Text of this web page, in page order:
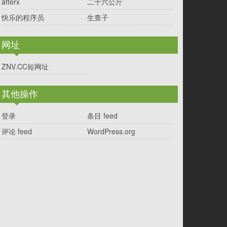
快乐的程序员
生查子
网址
ZNV.CC短网址
其他操作
登录
条目 feed
评论 feed
WordPress.org